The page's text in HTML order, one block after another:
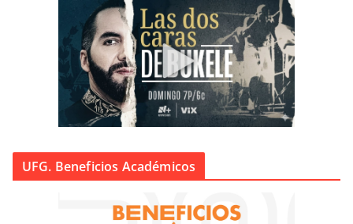
UFG. Beneficios Académicos